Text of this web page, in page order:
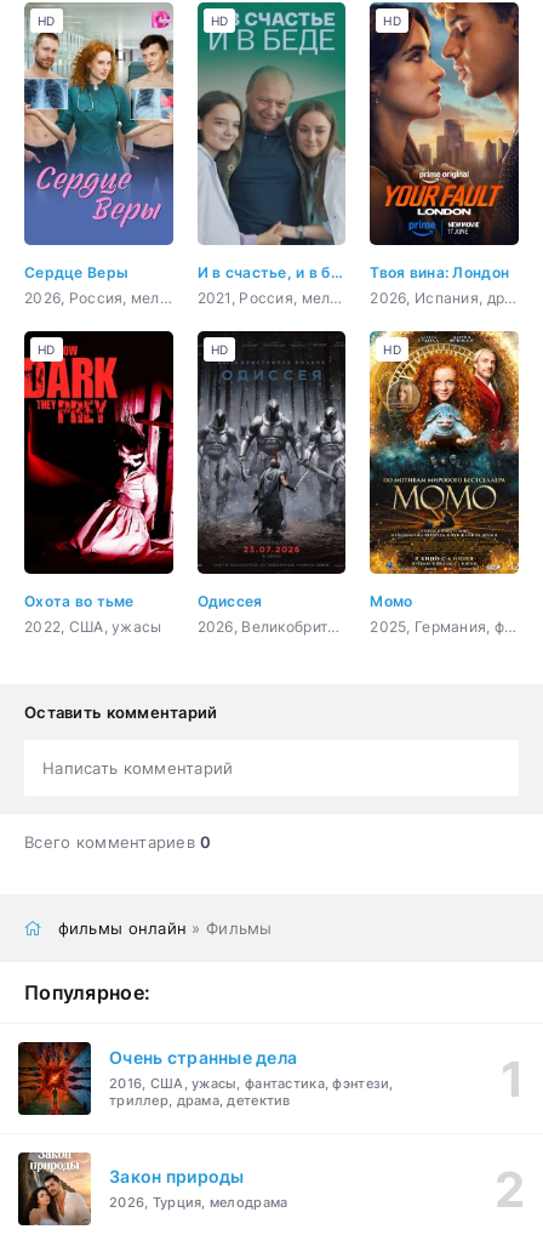
Сердце Веры
2026, Россия, мелодрама
HD
И в счастье, и в беде
2021, Россия, мелодрама, драма
HD
Твоя вина: Лондон
2026, Испания, драма
HD
Охота во тьме
2022, США, ужасы
HD
Одиссея
2026, Великобритания, США, фэнтези, боевик, приключения
HD
Момо
2025, Германия, фэнтези, семейный
HD
Оставить комментарий
Написать комментарий
Всего комментариев0
фильмы онлайн » Фильмы
Популярное:
Очень странные дела
2016, США, ужасы, фантастика, фэнтези,
триллер, драма, детектив
Закон природы
2026, Турция, мелодрама